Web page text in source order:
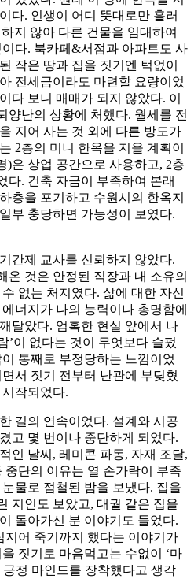
다. 인생이 어디 뜻대로만 흘러
지 않아 다른 건물을 임대하여
다. 북카페&서점과 아파트도 사
작은 땅과 집을 짓기엔 턱없이
전세금이라도 마련할 요량이었
다 보니 매매가 되지 않았다. 이
양난의 상황에 처했다. 월세를 전
지어 사는 것 외에 다른 방도가
2층의 미니 한옥을 지을 계획이
)은 상업 공간으로 사용하고, 2층
다. 건축 자금이 부족하여 본래
층을 포기하고 수원시의 한옥지
부 충당하면 가능성이 보였다.
간제 교사를 신뢰하지 않았다.
온 것은 안정된 직장과 내 소유의
없는 처지였다. 삶에 대한 자신
너지가 나의 능력이나 총명함에
달았다. 엄혹한 현실 앞에서 나
’이 없다는 것이 무엇보다 슬펐
통째로 부정당하는 느낌이었
서 짓기 전부터 난관에 부딪혔
작되었다.
길의 연속이었다. 설계와 시공
고 몇 번이나 중단하게 되었다.
인 날씨, 레미콘 파동, 자재 조달,
중단의 이유는 열 손가락이 부족
물로 점철된 밤을 보냈다. 집을
지인도 보았고, 대궐 같은 집을
돌아가신 분 이야기도 들었다.
지어 죽기까지 했다는 이야기가
짓기로 마음먹고는 수없이 ‘마
정 마인드를 장착했다고 생각